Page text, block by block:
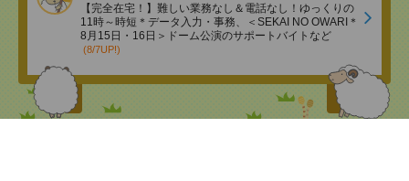
【完全在宅！】難しい業務なし＆電話なし！ゆっくりの
11時～時短＊データ入力・事務、＜SEKAI NO OWARI＊
8月15日・16日＞ドーム公演のサポートバイトなど
(8/7UP!)